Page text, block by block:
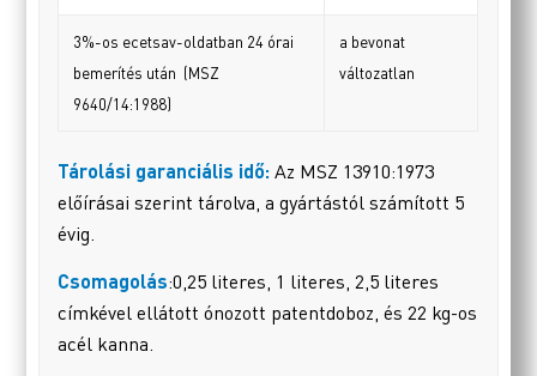
3%-os ecetsav-oldatban 24 órai
bemerítés után (MSZ
9640/14:1988)
a bevonat
változatlan
Tárolási garanciális idő: Az MSZ 13910:1973
előírásai szerint tárolva, a gyártástól számított 5
évig.
Csomagolás:0,25 literes, 1 literes, 2,5 literes
címkével ellátott ónozott patentdoboz, és 22 kg-os
acél kanna.